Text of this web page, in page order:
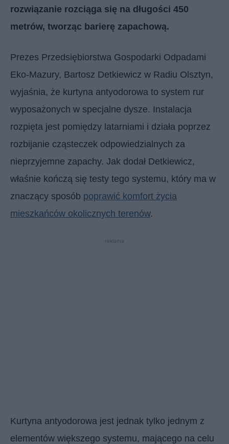
rozwiązanie rozciąga się na długości 450
metrów, tworząc barierę zapachową.
Prezes Przedsiębiorstwa Gospodarki Odpadami
Eko-Mazury, Bartosz Detkiewicz w Radiu Olsztyn,
wyjaśnia, że kurtyna antyodorowa to system rur
wyposażonych w specjalne dysze. Instalacja
rozpięta jest pomiędzy latarniami i działa poprzez
rozbijanie cząsteczek odpowiedzialnych za
nieprzyjemne zapachy. Jak dodał Detkiewicz,
właśnie kończą się testy tego systemu, który ma w
znaczący sposób poprawić komfort życia
mieszkańców okolicznych terenów.
reklama
Kurtyna antyodorowa jest jednak tylko jednym z
elementów większego systemu, mającego na celu